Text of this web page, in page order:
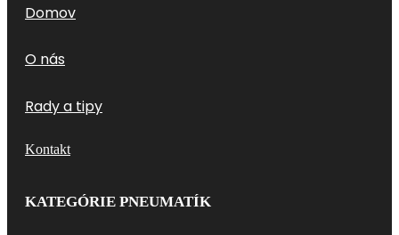
Domov
O nás
Rady a tipy
Kontakt
KATEGÓRIE PNEUMATÍK